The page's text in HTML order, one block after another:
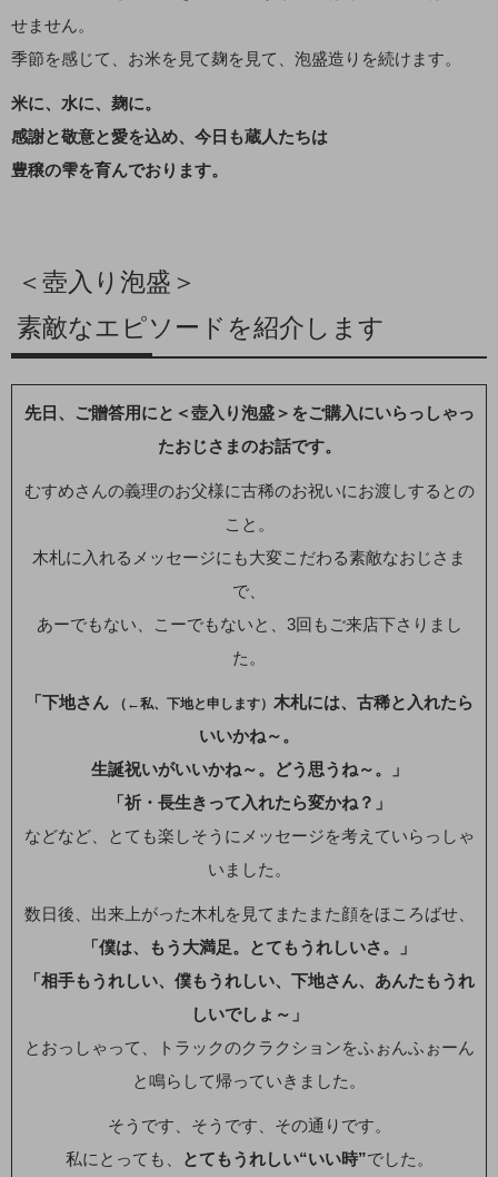
せません。
季節を感じて、お米を見て麹を見て、泡盛造りを続けます。
米に、水に、麹に。
感謝と敬意と愛を込め、今日も蔵人たちは
豊穣の雫を育んでおります。
＜壺入り泡盛＞
素敵なエピソードを紹介します
先日、ご贈答用にと＜壺入り泡盛＞をご購入にいらっしゃっ
たおじさまのお話です。
むすめさんの義理のお父様に古稀のお祝いにお渡しするとの
こと。
木札に入れるメッセージにも大変こだわる素敵なおじさま
で、
あーでもない、こーでもないと、3回もご来店下さりまし
た。
「下地さん （←私、下地と申します） 木札には、古稀と入れたら
いいかね～。
生誕祝いがいいかね～。どう思うね～。」
「祈・長生きって入れたら変かね？」
などなど、とても楽しそうにメッセージを考えていらっしゃ
いました。
数日後、出来上がった木札を見てまたまた顔をほころばせ、
「僕は、もう大満足。とてもうれしいさ。」
「相手もうれしい、僕もうれしい、下地さん、あんたもうれ
しいでしょ～」
とおっしゃって、トラックのクラクションをふぉんふぉーん
と鳴らして帰っていきました。
そうです、そうです、その通りです。
私にとっても、
とてもうれしい“いい時”でした。